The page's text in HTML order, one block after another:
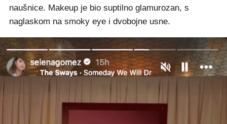
naušnice. Makeup je bio suptilno glamurozan, s
naglaskom na smoky eye i dvobojne usne.